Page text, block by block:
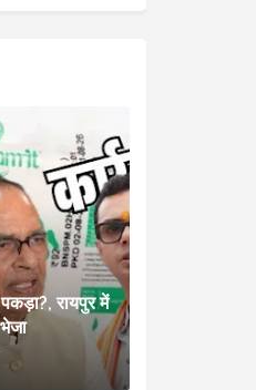
रायपुर में